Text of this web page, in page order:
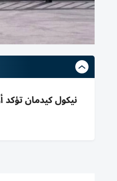
نيكول كيدمان تؤكد